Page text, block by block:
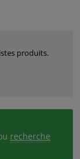
produits.
recherche